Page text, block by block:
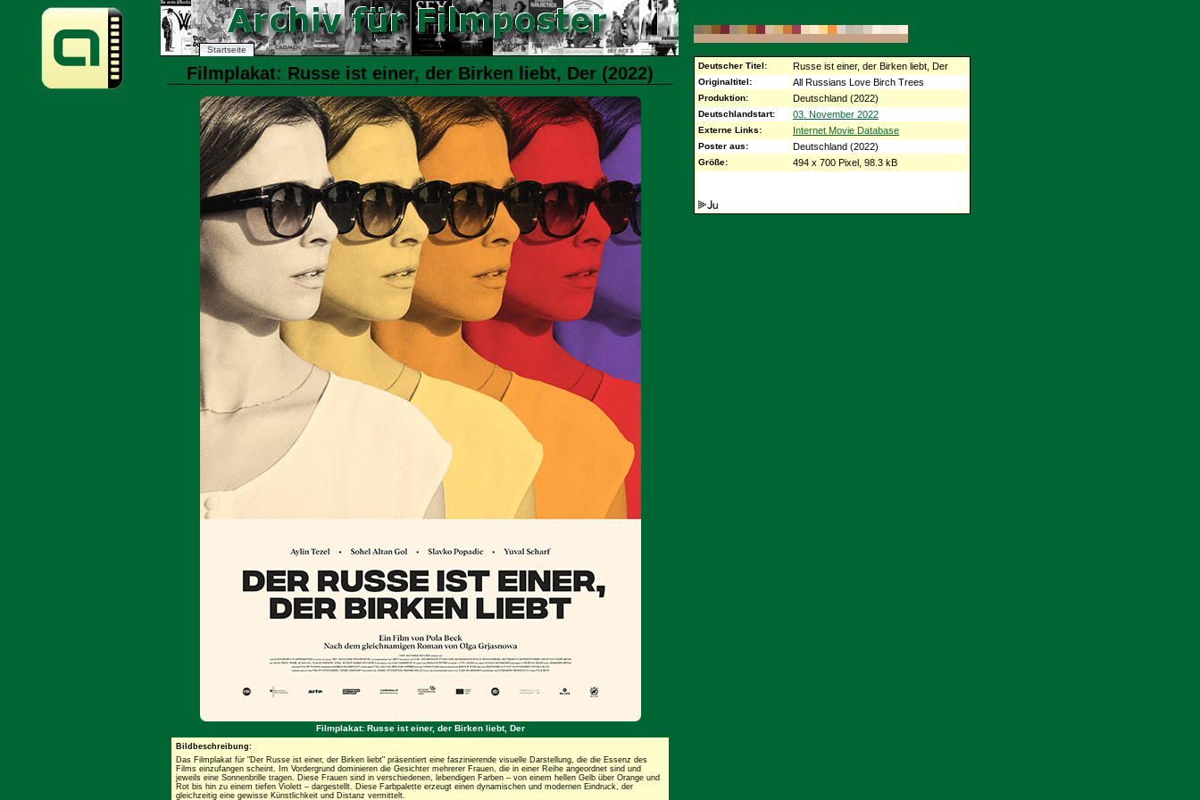
Startseite
Filmplakat: Russe ist einer, der Birken liebt, Der (2022)
Filmplakat: Russe ist einer, der Birken liebt, Der
Deutscher Titel: Russe ist einer, der Birken liebt, Der
Originaltitel: All Russians Love Birch Trees
Produktion: Deutschland (2022)
Deutschlandstart: 03. November 2022
Externe Links: Internet Movie Database
Poster aus: Deutschland (2022)
Größe: 494 x 700 Pixel, 98.3 kB
Bildbeschreibung:
Das Filmplakat für "Der Russe ist einer, der Birken liebt" präsentiert eine faszinierende visuelle Darstellung, die die Essenz des
Films einzufangen scheint. Im Vordergrund dominieren die Gesichter mehrerer Frauen, die in einer Reihe angeordnet sind und
jeweils eine Sonnenbrille tragen. Diese Frauen sind in verschiedenen, lebendigen Farben – von einem hellen Gelb über Orange und
Rot bis hin zu einem tiefen Violett – dargestellt. Diese Farbpalette erzeugt einen dynamischen und modernen Eindruck, der
gleichzeitig eine gewisse Künstlichkeit und Distanz vermittelt.